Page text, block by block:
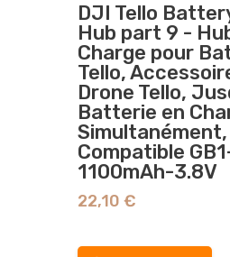
DJI Tello
Hub part 9 -
Charge pour
Tello,
Drone Tello,
Batterie en
Simultanément,
Compatible
1100mAh-3.8V
22,10 €